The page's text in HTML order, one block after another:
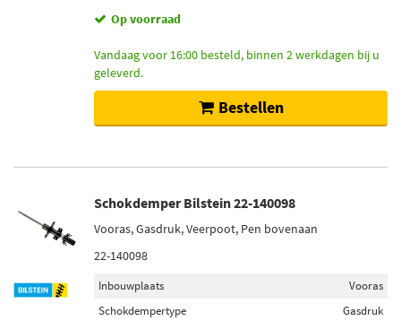
Op voorraad
Vandaag voor 16:00 besteld, binnen 2 werkdagen bij u
geleverd.
Bestellen
Schokdemper Bilstein 22-140098
Vooras, Gasdruk, Veerpoot, Pen bovenaan
22-140098
Inbouwplaats
Vooras
Schokdempertype
Gasdruk